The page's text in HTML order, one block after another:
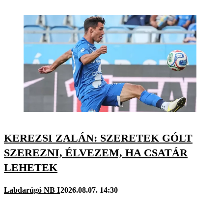
KEREZSI ZALÁN: SZERETEK GÓLT
SZEREZNI, ÉLVEZEM, HA CSATÁR
LEHETEK
Labdarúgó NB I2026.08.07. 14:30